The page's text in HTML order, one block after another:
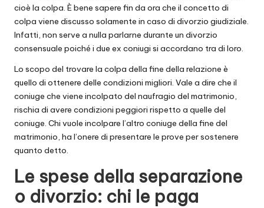
cioè la colpa. È bene sapere fin da ora che il concetto di
colpa viene discusso solamente in caso di divorzio giudiziale.
Infatti, non serve a nulla parlarne durante un divorzio
consensuale poiché i due ex coniugi si accordano tra di loro.
Lo scopo del trovare la colpa della fine della relazione è
quello di ottenere delle condizioni migliori. Vale a dire che il
coniuge che viene incolpato del naufragio del matrimonio,
rischia di avere condizioni peggiori rispetto a quelle del
coniuge. Chi vuole incolpare l’altro coniuge della fine del
matrimonio, ha l’onere di presentare le prove per sostenere
quanto detto.
Le spese della separazione
o divorzio: chi le paga